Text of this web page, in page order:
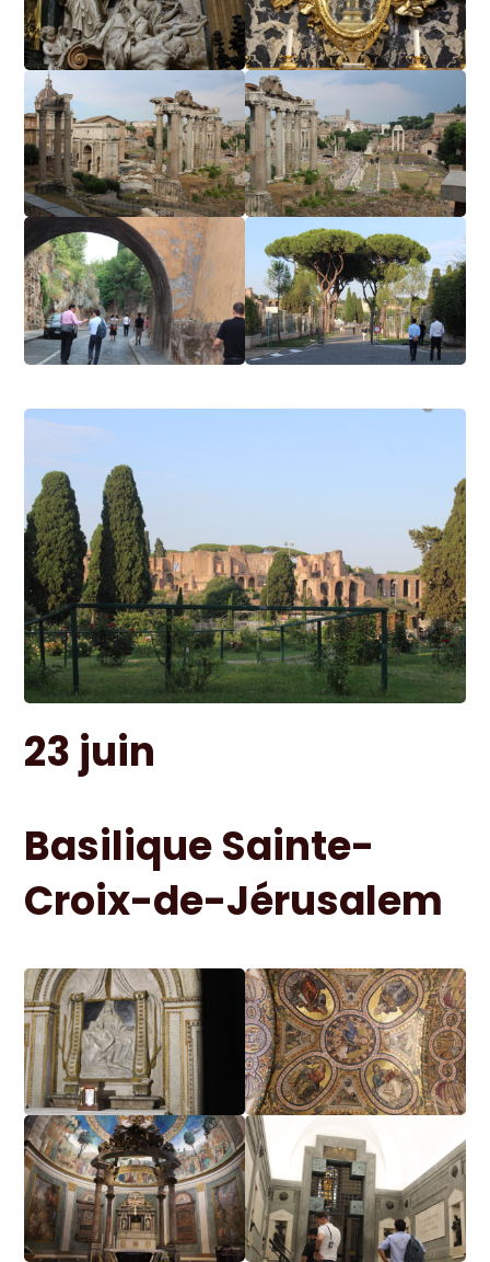
23 juin
Basilique Sainte-
Croix-de-Jérusalem